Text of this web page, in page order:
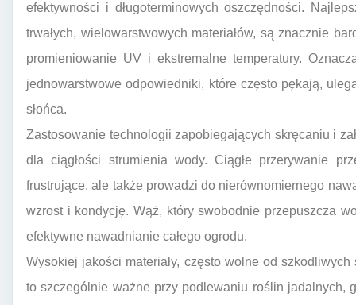
efektywności i długoterminowych oszczędności.
trwałych, wielowarstwowych materiałów, są znacznie
promieniowanie UV i ekstremalne temperatury.
jednowarstwowe odpowiedniki, które często pękają,
słońca.
Zastosowanie technologii zapobiegających skręcaniu i
dla ciągłości strumienia wody. Ciągłe przerywanie
frustrujące, ale także prowadzi do nierównomiernego
wzrost i kondycję. Wąż, który swobodnie przepuszcza
efektywne nawadnianie całego ogrodu.
Wysokiej jakości materiały, często wolne od
to szczególnie ważne przy podlewaniu roślin jadalnych,